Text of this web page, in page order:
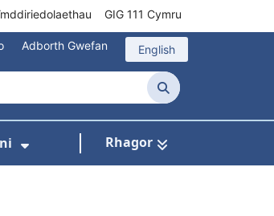
GIG 111 Cymru
Adborth Gwefan English
Chwilio
Cymunedol/Sylfaenol
Rhagor